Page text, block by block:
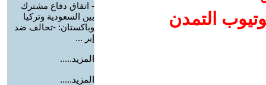
التمدن
- اتفاق دفاع مشترك
بين السعودية وتركيا
وباكستان: -تحالف ضد
إير ...
المزيد.....
المزيد.....